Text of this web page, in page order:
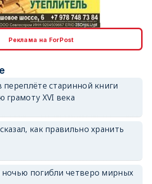
erid: 2SDnjcLUypt
Реклама на ForPost
старинной книги
грамоту XVI века
как правильно хранить
погибли четверо мирных